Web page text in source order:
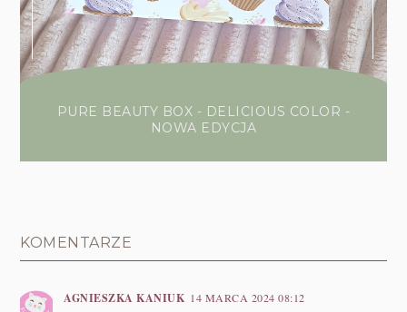
PURE BEAUTY BOX - DELICIOUS COLOR -
NOWA EDYCJA
KOMENTARZE
AGNIESZKA KANIUK 14 MARCA 2024 08:12